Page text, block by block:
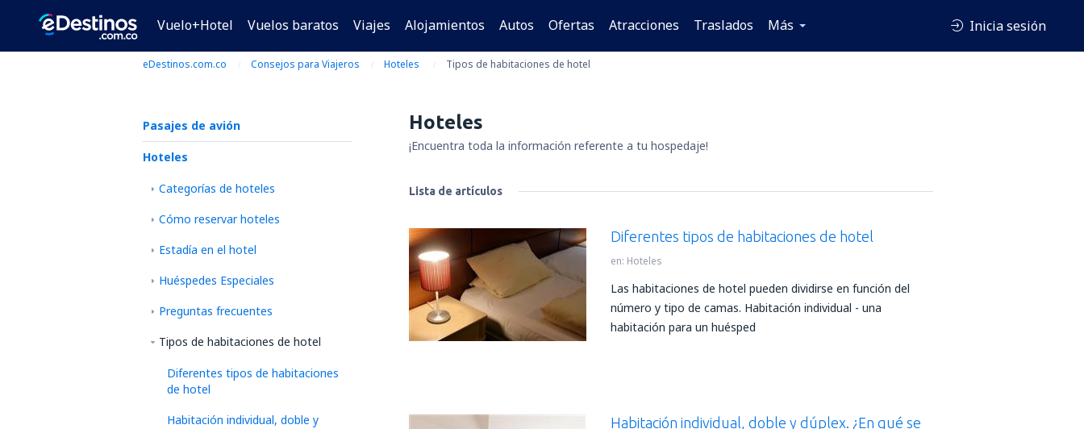
Vuelo+Hotel Vuelos baratos Viajes Alojamientos Autos Ofertas Atracciones Traslados Más Inicia sesión
eDestinos.com.co Consejos para Viajeros Hoteles Tipos de habitaciones de hotel
Pasajes de avión
Hoteles
Categorías de hoteles
Cómo reservar hoteles
Estadía en el hotel
Huéspedes Especiales
Preguntas frecuentes
Tipos de habitaciones de hotel
Diferentes tipos de habitaciones
de hotel
Habitación individual, doble y
Hoteles
¡Encuentra toda la información referente a tu hospedaje!
Lista de artículos
Diferentes tipos de habitaciones de hotel
en: Hoteles
Las habitaciones de hotel pueden dividirse en función del
número y tipo de camas. Habitación individual - una
habitación para un huésped
Habitación individual, doble y dúplex. ¿En qué se